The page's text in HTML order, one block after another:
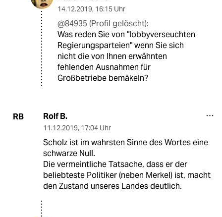
14.12.2019, 16:15 Uhr
@84935 (Profil gelöscht):
Was reden Sie von "lobbyverseuchten
Regierungsparteien" wenn Sie sich
nicht die von Ihnen erwähnten
fehlenden Ausnahmen für
Großbetriebe bemäkeln?
RB Rolf B.
11.12.2019, 17:04 Uhr
Scholz ist im wahrsten Sinne des Wortes eine
schwarze Null.
Die vermeintliche Tatsache, dass er der
beliebteste Politiker (neben Merkel) ist, macht
den Zustand unseres Landes deutlich.